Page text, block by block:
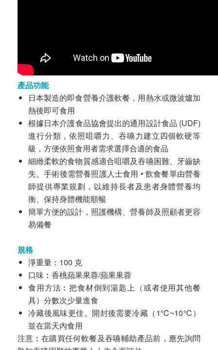
產品功能
日本製造的即食營養介護軟餐，用熱水或微波爐加
熱後即可食用
根據日本介護食品協會提出的通用設計食品 (UDF)
進行分類，依照咀嚼力、吞嚥力建立四個軟硬等
級，方便依照食用者需求選擇合適的食品
細緻柔軟的食物質感適合咀嚼及吞嚥困難、牙齒缺
失、手術後需營養照護人士食用 • 飲食餐單由營養
師提供專業規劃，以維持長者及患者身體營養均
衡、保持身體機能順暢
簡單方便的設計，照護機構、營養師及照顧者更容
易備餐
規格
淨重量：100 克
口味︰香桃蘋果果蓉/蘋果果蓉
食用方法︰把食材倒到湯匙上（或者使用其他餐
具）分數次少量進食
冷藏後風味更佳。開封後需要冷藏（1℃~10℃）
並在當天內食用
注意︰在購買任何軟餐及吞嚥輔助產品前，應先詢問